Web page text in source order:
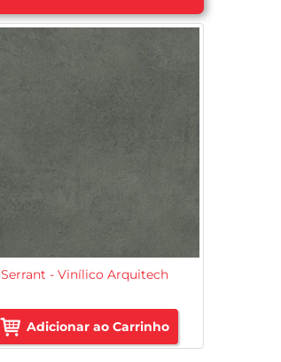
Serrant - Vinílico Arquitech
Adicionar ao Carrinho